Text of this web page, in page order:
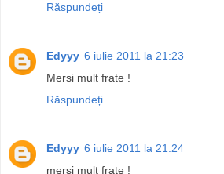
Răspundeți
Edyyy 6 iulie 2011 la 21:23
Mersi mult frate !
Răspundeți
Edyyy 6 iulie 2011 la 21:24
mersi mult frate !